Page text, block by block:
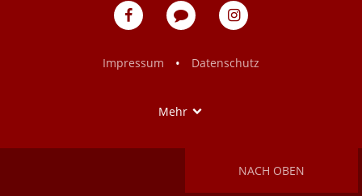
eventpeppers
Blog
eventpeppers
Impressum
• Datenschutz
Mehr
NACH OBEN